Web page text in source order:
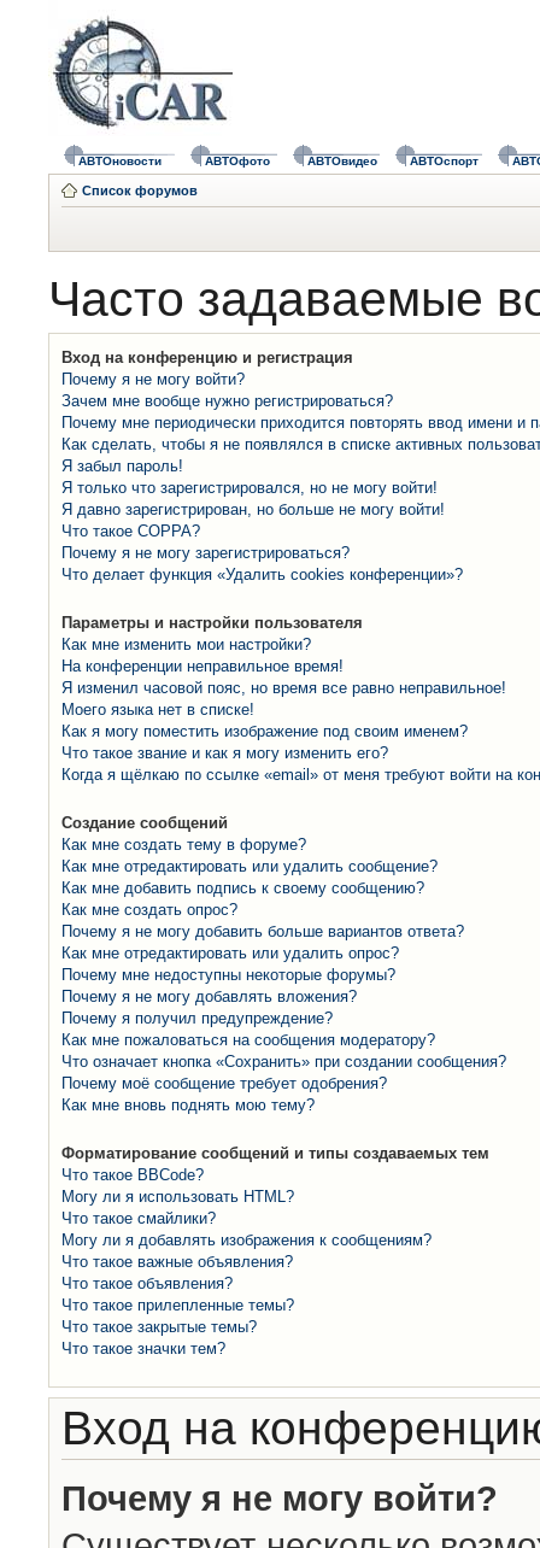
АВТОновости АВТОфото АВТОвидео АВТОспорт
Список форумов
Часто задаваемые
Вход на конференцию и регистрация
Почему я не могу войти?
Зачем мне вообще нужно регистрироваться?
Почему мне периодически приходится повторять ввод имени и
Как сделать, чтобы я не появлялся в списке активных
Я забыл пароль!
Я только что зарегистрировался, но не могу войти!
Я давно зарегистрирован, но больше не могу войти!
Что такое COPPA?
Почему я не могу зарегистрироваться?
Что делает функция «Удалить cookies конференции»?
Параметры и настройки пользователя
Как мне изменить мои настройки?
На конференции неправильное время!
Я изменил часовой пояс, но время все равно неправильное!
Моего языка нет в списке!
Как я могу поместить изображение под своим именем?
Что такое звание и как я могу изменить его?
Когда я щёлкаю по ссылке «email» от меня требуют войти на
Создание сообщений
Как мне создать тему в форуме?
Как мне отредактировать или удалить сообщение?
Как мне добавить подпись к своему сообщению?
Как мне создать опрос?
Почему я не могу добавить больше вариантов ответа?
Как мне отредактировать или удалить опрос?
Почему мне недоступны некоторые форумы?
Почему я не могу добавлять вложения?
Почему я получил предупреждение?
Как мне пожаловаться на сообщения модератору?
Что означает кнопка «Сохранить» при создании сообщения?
Почему моё сообщение требует одобрения?
Как мне вновь поднять мою тему?
Форматирование сообщений и типы создаваемых тем
Что такое BBCode?
Могу ли я использовать HTML?
Что такое смайлики?
Могу ли я добавлять изображения к сообщениям?
Что такое важные объявления?
Что такое объявления?
Что такое прилепленные темы?
Что такое закрытые темы?
Что такое значки тем?
Вход на
Почему я не могу войти?